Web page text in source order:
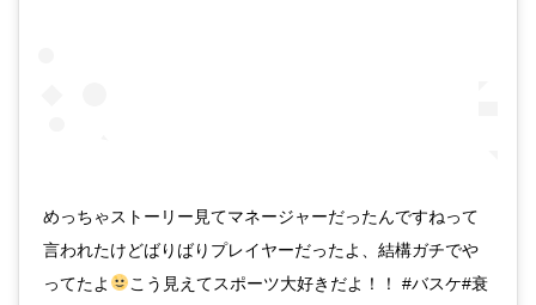
めっちゃストーリー見てマネージャーだったんですねって
言われたけどばりばりプレイヤーだったよ、結構ガチでや
ってたよ
こう見えてスポーツ大好きだよ！！ #バスケ#衰